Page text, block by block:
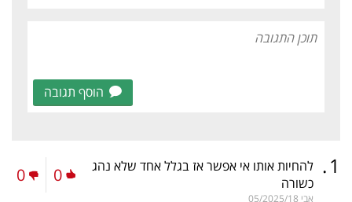
הוסף תגובה
1
. להחיות אותו אי אפשר אז בגלל אחד שלא נהג
כשורה
אבי 05/2025/18
0
0